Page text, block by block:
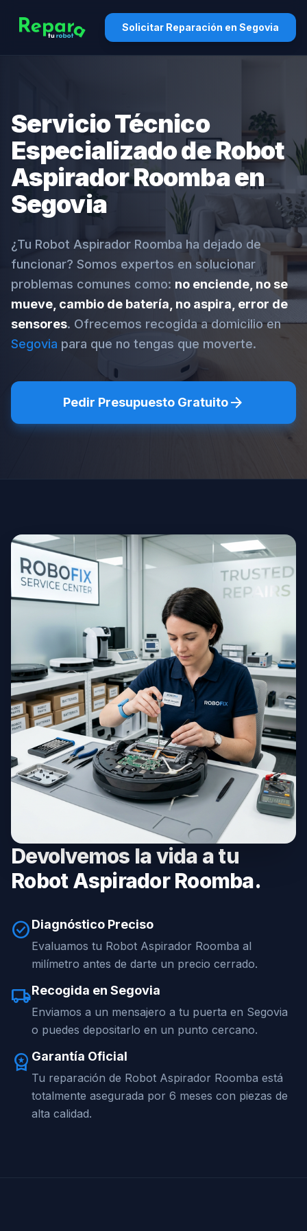
Solicitar Reparación en Segovia
Servicio Técnico
Especializado de Robot
Aspirador Roomba en
Segovia
¿Tu Robot Aspirador Roomba ha dejado de
funcionar? Somos expertos en solucionar
problemas comunes como: no enciende, no se
mueve, cambio de batería, no aspira, error de
sensores. Ofrecemos recogida a domicilio en
Segovia para que no tengas que moverte.
Pedir Presupuesto Gratuitoarrow_forward
Devolvemos la vida a tu
Robot Aspirador Roomba.
check_circleDiagnóstico Preciso
Evaluamos tu Robot Aspirador Roomba al
milímetro antes de darte un precio cerrado.
local_shippingRecogida en Segovia
Enviamos a un mensajero a tu puerta en Segovia
o puedes depositarlo en un punto cercano.
workspace_premium Garantía Oficial
Tu reparación de Robot Aspirador Roomba está
totalmente asegurada por 6 meses con piezas de
alta calidad.